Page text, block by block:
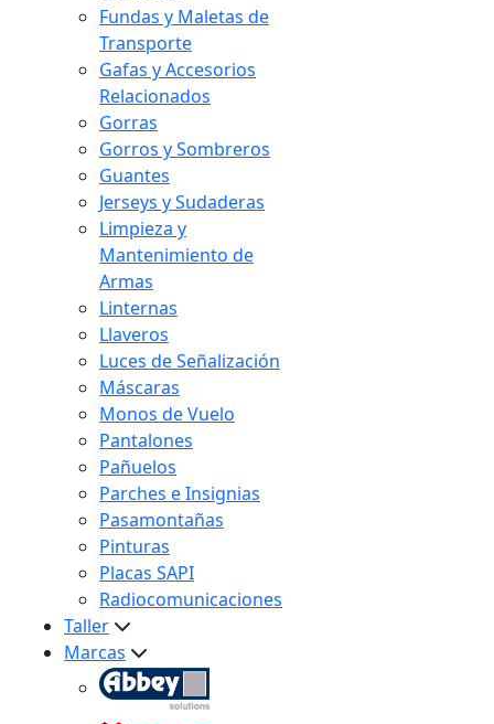
Fundas y Maletas de
Transporte
Gafas y Accesorios
Relacionados
Gorras
Gorros y Sombreros
Guantes
Jerseys y Sudaderas
Limpieza y
Mantenimiento de
Armas
Linternas
Llaveros
Luces de Señalización
Máscaras
Monos de Vuelo
Pantalones
Pañuelos
Parches e Insignias
Pasamontañas
Pinturas
Placas SAPI
Radiocomunicaciones
Taller
Marcas